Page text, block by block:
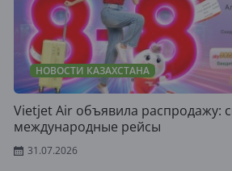
НОВОСТИ КАЗАХСТАНА
Vietjet Air объявила распродажу:
международные рейсы
31.07.2026